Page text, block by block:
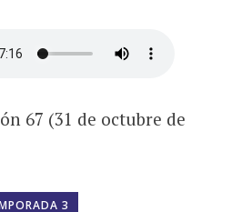
67 (31 de octubre de
3